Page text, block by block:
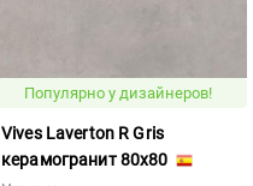
Популярно у дизайнеров!
Vives Laverton R Gris
керамогранит 80x80